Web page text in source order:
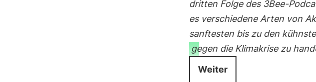
dritten Folge des 3Bee-
es verschiedene Arten von
sanftesten bis zu den
gegen die Klimakrise zu
Weiter